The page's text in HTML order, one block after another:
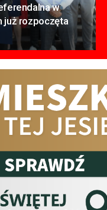
w
już rozpoczęta